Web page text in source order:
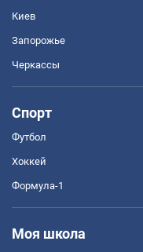
Киев
Запорожье
Черкассы
Спорт
Футбол
Хоккей
Формула-1
Моя школа